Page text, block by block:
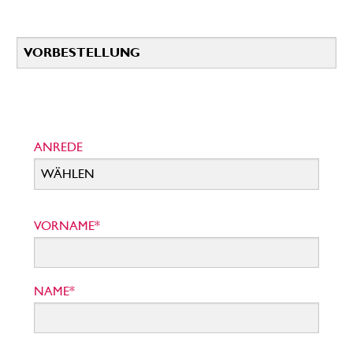
ANREDE
VORNAME*
NAME*